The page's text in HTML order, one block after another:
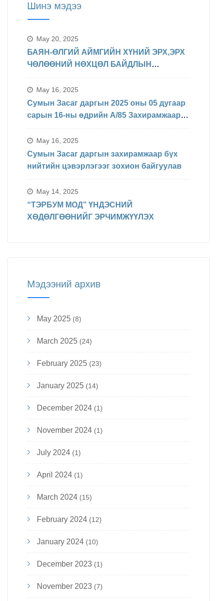
Шинэ мэдээ
May 20, 2025
БАЯН-ӨЛГИЙ АЙМГИЙН ХҮНИЙ ЭРХ,ЭРХ
ЧӨЛӨӨНИЙ НӨХЦӨЛ БАЙДЛЫН
May 16, 2025
Сумын Засаг даргын 2025 оны 05 дугаар
сарын 16-ны өдрийн А/85 Захирамжаар
явагдахаар болсон.
May 16, 2025
Сумын Засаг даргын захирамжаар бүх
нийтийн цэвэрлэгээг зохион байгуулав
May 14, 2025
“ТЭРБУМ МОД” ҮНДЭСНИЙ
ХӨДӨЛГӨӨНИЙГ ЭРЧИМЖҮҮЛЭХ
Мэдээний архив
May 2025 (8)
March 2025 (24)
February 2025 (23)
January 2025 (14)
December 2024 (1)
November 2024 (1)
July 2024 (1)
April 2024 (1)
March 2024 (15)
February 2024 (12)
January 2024 (10)
December 2023 (1)
November 2023 (7)